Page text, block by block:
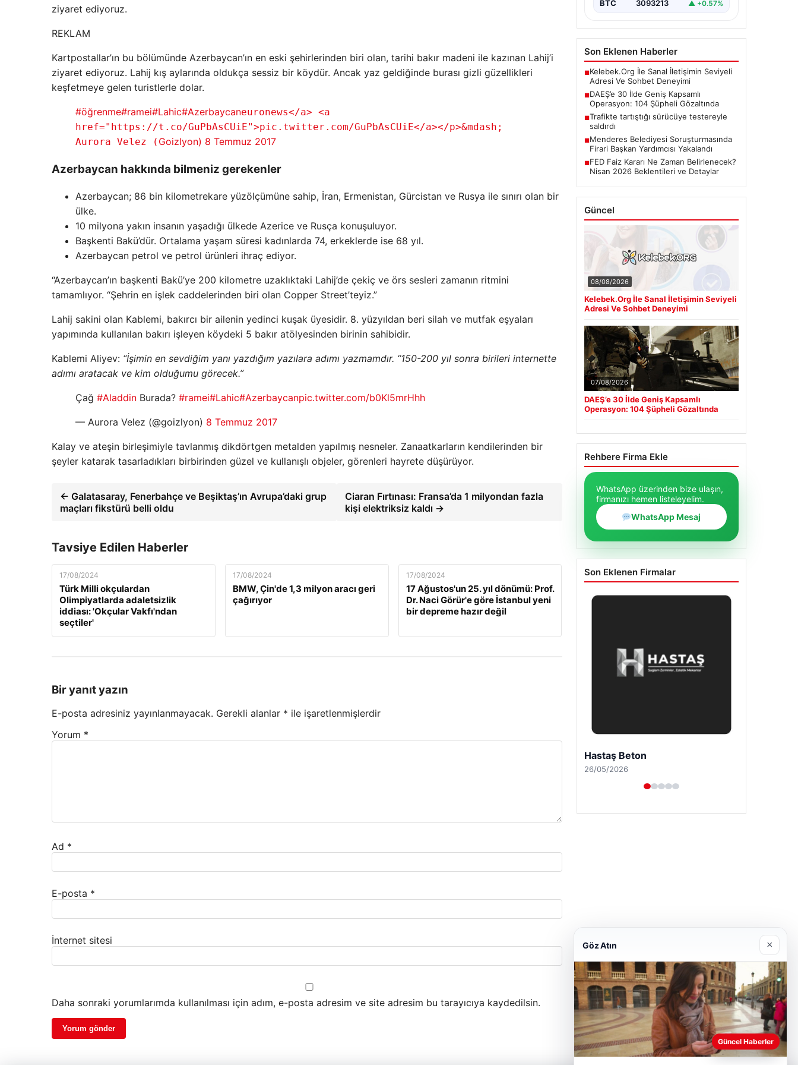
ziyaret ediyoruz.
REKLAM
Kartpostallar’ın bu bölümünde Azerbaycan’ın en eski şehirlerinden biri olan, tarihi bakır madeni ile kazınan Lahij’i
ziyaret ediyoruz. Lahij kış aylarında oldukça sessiz bir köydür. Ancak yaz geldiğinde burası gizli güzellikleri
keşfetmeye gelen turistlerle dolar.
#öğrenme#ramei#Lahic#Azerbaycaneuronews</a> <a
href="https://t.co/GuPbAsCUiE">pic.twitter.com/GuPbAsCUiE</a></p>&mdash;
Aurora Velez ( Goizlyon) 8 Temmuz 2017
Azerbaycan hakkında bilmeniz gerekenler
Azerbaycan; 86 bin kilometrekare yüzölçümüne sahip, İran, Ermenistan, Gürcistan ve Rusya ile sınırı olan bir
ülke.
10 milyona yakın insanın yaşadığı ülkede Azerice ve Rusça konuşuluyor.
Başkenti Bakü’dür. Ortalama yaşam süresi kadınlarda 74, erkeklerde ise 68 yıl.
Azerbaycan petrol ve petrol ürünleri ihraç ediyor.
“Azerbaycan’ın başkenti Bakü’ye 200 kilometre uzaklıktaki Lahij’de çekiç ve örs sesleri zamanın ritmini
tamamlıyor. “Şehrin en işlek caddelerinden biri olan Copper Street’teyiz.”
Lahij sakini olan Kablemi, bakırcı bir ailenin yedinci kuşak üyesidir. 8. yüzyıldan beri silah ve mutfak eşyaları
yapımında kullanılan bakırı işleyen köydeki 5 bakır atölyesinden birinin sahibidir.
Kablemi Aliyev: “İşimin en sevdiğim yanı yazdığım yazılara adımı yazmamdır. “150-200 yıl sonra birileri internette
adımı aratacak ve kim olduğumu görecek.”
Çağ #Aladdin Burada? #ramei#Lahic#Azerbaycanpic.twitter.com/b0Kl5mrHhh
— Aurora Velez (@goizlyon) 8 Temmuz 2017
Kalay ve ateşin birleşimiyle tavlanmış dikdörtgen metalden yapılmış nesneler. Zanaatkarların kendilerinden bir
şeyler katarak tasarladıkları birbirinden güzel ve kullanışlı objeler, görenleri hayrete düşürüyor.
← Galatasaray, Fenerbahçe ve Beşiktaş’ın Avrupa’daki grup
maçları fikstürü belli oldu
Ciaran Fırtınası: Fransa’da 1 milyondan fazla
kişi elektriksiz kaldı →
Tavsiye Edilen Haberler
17/08/2024
Türk Milli okçulardan
Olimpiyatlarda adaletsizlik
iddiası: 'Okçular Vakfı'ndan
seçtiler'
17/08/2024
BMW, Çin'de 1,3 milyon aracı geri
çağırıyor
17/08/2024
17 Ağustos'un 25. yıl dönümü: Prof.
Dr. Naci Görür'e göre İstanbul yeni
bir depreme hazır değil
Bir yanıt yazın
E-posta adresiniz yayınlanmayacak. Gerekli alanlar * ile işaretlenmişlerdir
Yorum *
Ad *
E-posta *
İnternet sitesi
Daha sonraki yorumlarımda kullanılması için adım, e-posta adresim ve site adresim bu tarayıcıya kaydedilsin.
BTC 3093213 ▲ +0.57%
Son Eklenen Haberler
■Kelebek.Org İle Sanal İletişimin Seviyeli
Adresi Ve Sohbet Deneyimi
■DAEŞ’e 30 İlde Geniş Kapsamlı
Operasyon: 104 Şüpheli Gözaltında
■Trafikte tartıştığı sürücüye testereyle
saldırdı
■Menderes Belediyesi Soruşturmasında
Firari Başkan Yardımcısı Yakalandı
■FED Faiz Kararı Ne Zaman Belirlenecek?
Nisan 2026 Beklentileri ve Detaylar
Güncel
08/08/2026
Kelebek.Org İle Sanal İletişimin Seviyeli
Adresi Ve Sohbet Deneyimi
07/08/2026
DAEŞ’e 30 İlde Geniş Kapsamlı
Operasyon: 104 Şüpheli Gözaltında
Rehbere Firma Ekle
WhatsApp üzerinden bize ulaşın,
firmanızı hemen listeleyelim.
WhatsApp Mesaj
Son Eklenen Firmalar
Enes Kaplan Avukatlık Bürosu
28/04/2026
Göz Atın ×
Güncel Haberler